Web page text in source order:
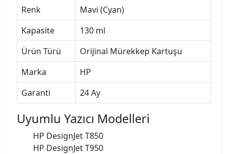
Renk
Mavi (Cyan)
Kapasite
130 ml
Ürün Türü
Orijinal Mürekkep Kartuşu
Marka
HP
Garanti
24 Ay
Uyumlu Yazıcı Modelleri
HP DesignJet T850
HP DesignJet T950